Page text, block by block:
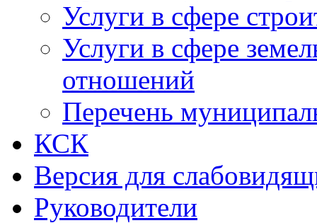
Услуги в сфере
Услуги в сфере
отношений
Перечень
КСК
Версия для
Руководители